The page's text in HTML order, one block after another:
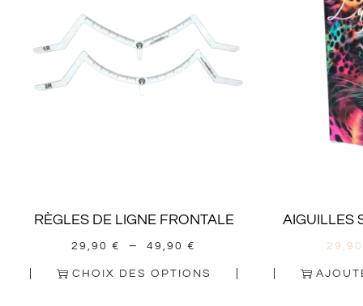
RÈGLES DE LIGNE FRONTALE
29,90€ – 49,90€
CHOIX DES OPTIONS
AIGUILLES